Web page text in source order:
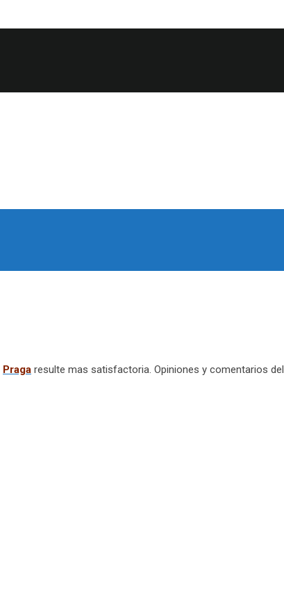
Praga resulte mas satisfactoria. Opiniones y comentarios del